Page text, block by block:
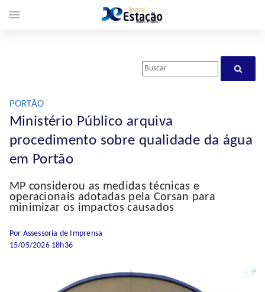
PORTÃO
Ministério Público arquiva
procedimento sobre qualidade da água
em Portão
MP considerou as medidas técnicas e
operacionais adotadas pela Corsan para
minimizar os impactos causados
Por Assessoria de Imprensa
15/05/2026 18h36
menu